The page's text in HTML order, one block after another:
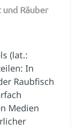
und Räuber
(lat.:
In
Raubfisch
Medien